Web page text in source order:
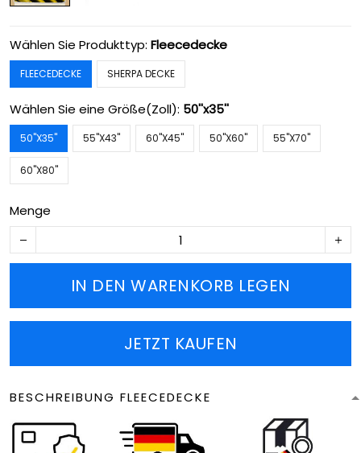
Wählen Sie Produkttyp: Fleecedecke
FLEECEDECKE SHERPA DECKE
Wählen Sie eine Größe(Zoll): 50''x35''
50''X35'' 55''X43'' 60''X45'' 50''X60'' 55''X70''
60''X80''
Menge
IN DEN WARENKORB LEGEN
JETZT KAUFEN
BESCHREIBUNG FLEECEDECKE